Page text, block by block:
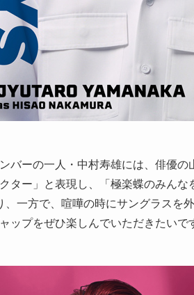
バーの一人・中村寿雄には、俳優
ター」と表現し、「極楽蝶のみん
一方で、喧嘩の時にサングラスを
ップをぜひ楽しんでいただきたいで